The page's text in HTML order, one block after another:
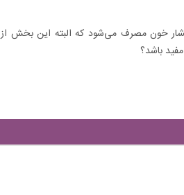
خون مصرف می‌شود که البته این بخش از
باشد؟